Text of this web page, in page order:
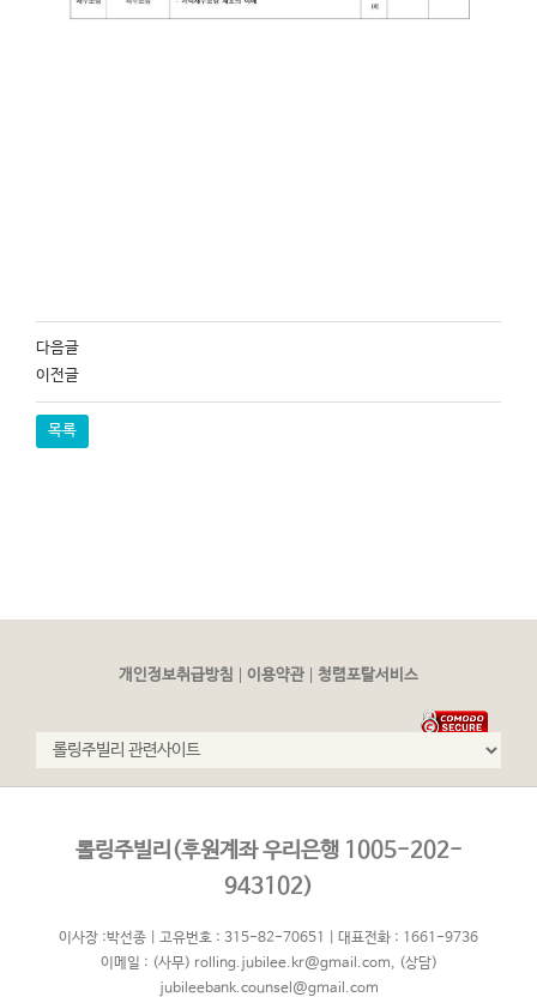
다음글
이전글
목록
개인정보취급방침 | 이용약관 | 청렴포탈서비스
롤링주빌리(후원계좌 우리은행 1005-202-
943102)
이사장 :박선종 | 고유번호 : 315-82-70651 | 대표전화 : 1661-9736
이메일 : (사무) rolling.jubilee.kr@gmail.com, (상담)
jubileebank.counsel@gmail.com